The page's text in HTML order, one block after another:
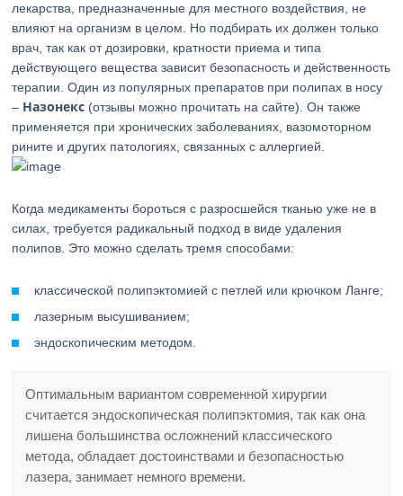
лекарства, предназначенные для местного воздействия, не
влияют на организм в целом. Но подбирать их должен только
врач, так как от дозировки, кратности приема и типа
действующего вещества зависит безопасность и действенность
терапии. Один из популярных препаратов при полипах в носу
– Назонекс (отзывы можно прочитать на сайте). Он также
применяется при хронических заболеваниях, вазомоторном
рините и других патологиях, связанных с аллергией.
Когда медикаменты бороться с разросшейся тканью уже не в
силах, требуется радикальный подход в виде удаления
полипов. Это можно сделать тремя способами:
классической полипэктомией с петлей или крючком Ланге;
лазерным высушиванием;
эндоскопическим методом.
Оптимальным вариантом современной хирургии
считается эндоскопическая полипэктомия, так как она
лишена большинства осложнений классического
метода, обладает достоинствами и безопасностью
лазера, занимает немного времени.